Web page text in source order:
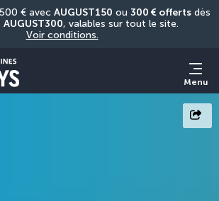
€ avec AUGUST150 ou 300 € offerts dès
AUGUST300
Voir conditions.
Menu